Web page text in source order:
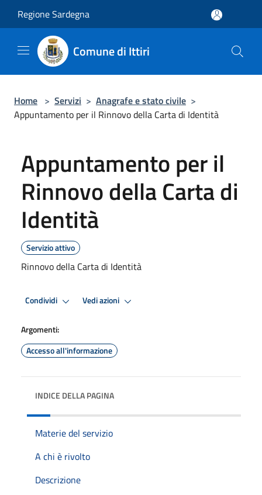
Regione Sardegna
Comune di Ittiri
Home > Servizi > Anagrafe e stato civile >
Appuntamento per il Rinnovo della Carta di Identità
Appuntamento per il
Rinnovo della Carta di
Identità
Servizio attivo
Rinnovo della Carta di Identità
Condividi Vedi azioni
Argomenti:
Accesso all'informazione
INDICE DELLA PAGINA
Materie del servizio
A chi è rivolto
Descrizione